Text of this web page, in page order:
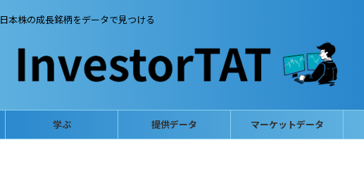
日本株の成長銘柄をデータで見つける
学ぶ 提供データ マーケットデータ